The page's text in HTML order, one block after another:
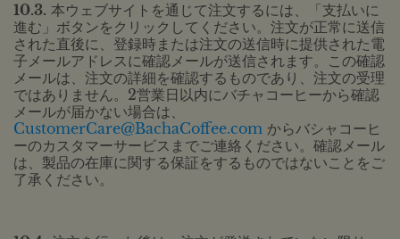
10.3. 本ウェブサイトを通じて注文するには、「支払いに
進む」ボタンをクリックしてください。注文が正常に送信
された直後に、登録時または注文の送信時に提供された電
子メールアドレスに確認メールが送信されます。この確認
メールは、注文の詳細を確認するものであり、注文の受理
ではありません。2営業日以内にバチャコーヒーから確認
メールが届かない場合は、
CustomerCare@BachaCoffee.com からバシャコーヒ
ーのカスタマーサービスまでご連絡ください。確認メール
は、製品の在庫に関する保証をするものではないことをご
了承ください。